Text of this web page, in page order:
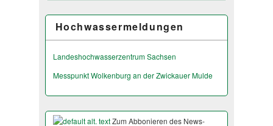
Hochwassermeldungen
Landeshochwas­serzentrum Sachsen
Messpunkt Wolkenburg an der Zwickauer Mulde
Zum Abbonieren des News-